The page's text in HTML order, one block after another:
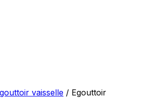
vaisselle / Egouttoir